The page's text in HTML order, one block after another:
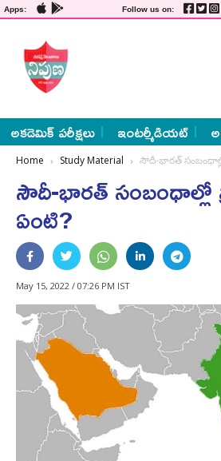
Apps: Follow us on:
అకడెమిక్ పరీక్షలు ఇంటర్మీడియట్
Home Study Material సౌదీ-భారత్
సౌదీ-భారత్ సంబంధాల్లో
ఏంటి?
May 15, 2022 / 07:26 PM IST